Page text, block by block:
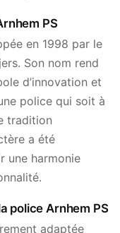
PS
en 1998 par le
Son nom rend
d’innovation et
police qui soit à
tradition
a été
une harmonie
police Arnhem PS
adaptée